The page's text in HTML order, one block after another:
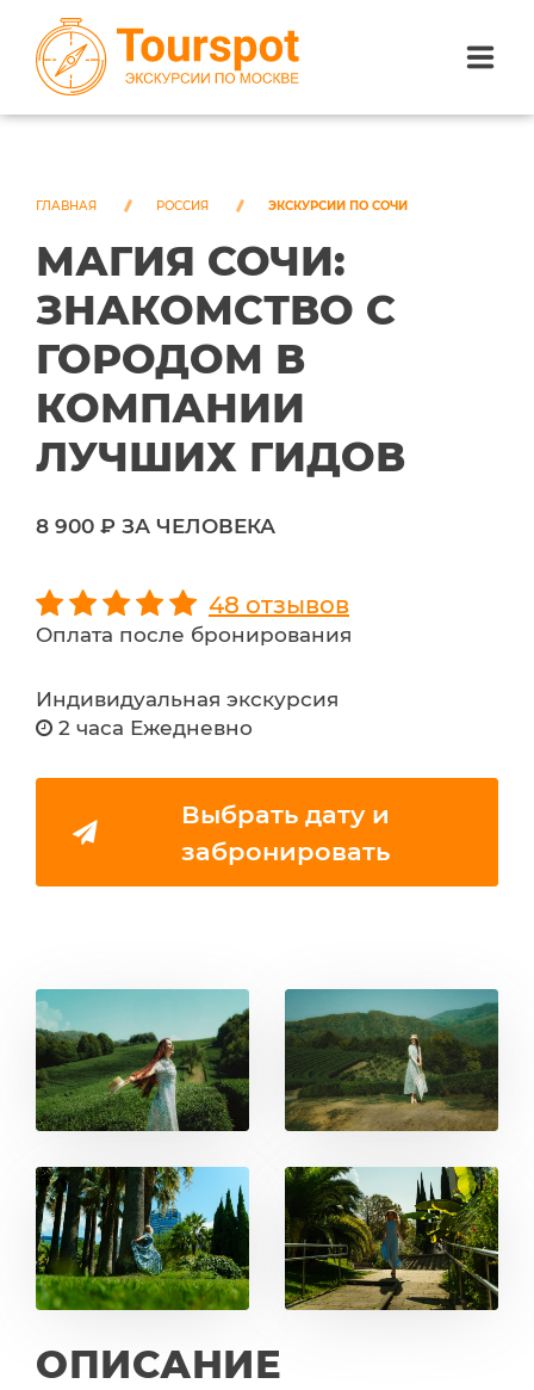
ЭКСКУРСИИ ПО МОСКВЕ
ЭКСКУРСИИ ПО СОЧИ
О НАС
ГЛАВНАЯ РОССИЯ ЭКСКУРСИИ ПО СОЧИ
МАГИЯ СОЧИ:
ЗНАКОМСТВО С
ГОРОДОМ В
КОМПАНИИ
ЛУЧШИХ ГИДОВ
8 900 ₽ ЗА ЧЕЛОВЕКА
48 отзывов
Оплата после бронирования
Индивидуальная экскурсия
2 часа Ежедневно
Выбрать дату и
забронировать
ОПИСАНИЕ